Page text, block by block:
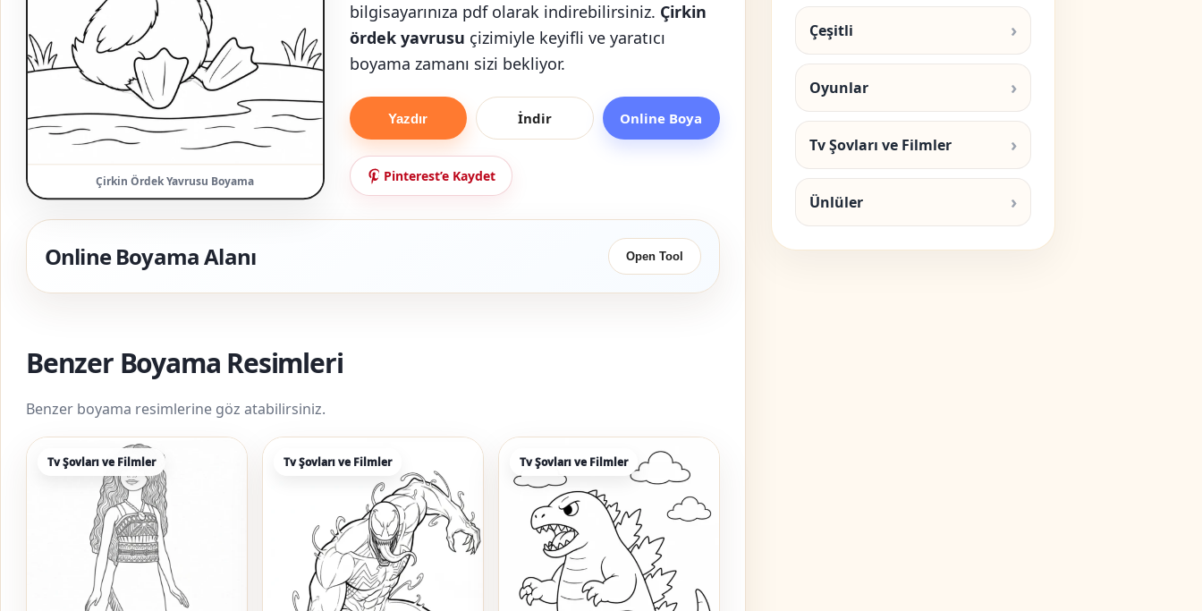
Çirkin Ördek Yavrusu Boyama
bilgisayarınıza pdf olarak indirebilirsiniz. Çirkin
ördek yavrusu çizimiyle keyifli ve yaratıcı
boyama zamanı sizi bekliyor.
Yazdır İndir Online Boya
Pinterest’e Kaydet
Online Boyama Alanı Open Tool
Benzer Boyama Resimleri
Benzer boyama resimlerine göz atabilirsiniz.
Tv Şovları ve Filmler Tv Şovları ve Filmler Tv Şovları ve Filmler
Çeşitli
Oyunlar
Tv Şovları ve Filmler
Ünlüler